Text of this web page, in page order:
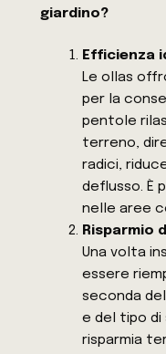
giardino?
Efficienza
Le ollas
per la
pentole
terreno,
radici,
deflusso. È
nelle aree
Risparmio
Una volta
essere
seconda
e del tipo di
risparmia